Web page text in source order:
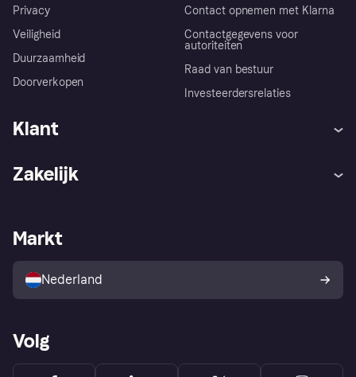
Privacy
Veiligheid
Duurzaamheid
Doorverkopen
Contact opnemen met Klarna
Contactgegevens voor
autoriteiten
Raad van bestuur
Investeerdersrelaties
Klant
Winkeloverzicht
Kopersbescherming voor
consumenten
Zakelijk
Zakelijke login
Markt
Nederland
Volg